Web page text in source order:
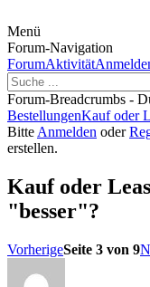
Menü
Forum-Navigation
ForumAktivität
Forum-Breadcrumbs -
BestellungenKauf oder
Bitte Anmelden oder
erstellen.
Kauf oder
"besser"?
VorherigeSeite 3 von 9